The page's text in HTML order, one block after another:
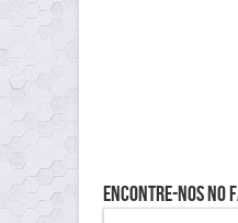
Encontre-nos no